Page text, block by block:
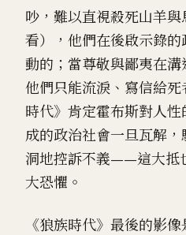
吵，難以直視殺死山羊
看），他們在後啟示錄
動的；當尊敬與鄙夷在溝
他們只能流淚、寫信給
時代》肯定霍布斯對人
成的政治社會一旦瓦解
洞地控訴不義——這大抵
大恐懼。
《狼族時代》最後的影